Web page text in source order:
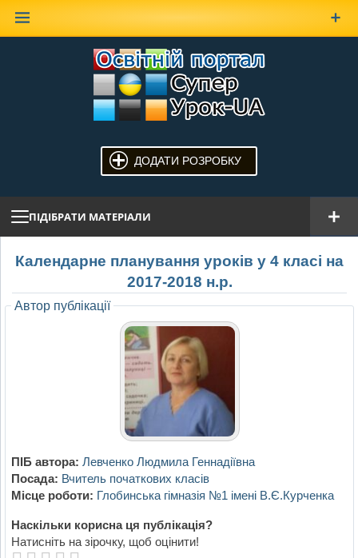
ДОДАТИ РОЗРОБКУ
ПІДІБРАТИ МАТЕРІАЛИ
Календарне планування уроків у 4 класі на
2017-2018 н.р.
Автор публікації
ПІБ автора: Левченко Людмила Геннадіївна
Посада: Вчитель початкових класів
Місце роботи: Глобинська гімназія №1 імені В.Є.Курченка
Наскільки корисна ця публікація?
Натисніть на зірочку, щоб оцінити!